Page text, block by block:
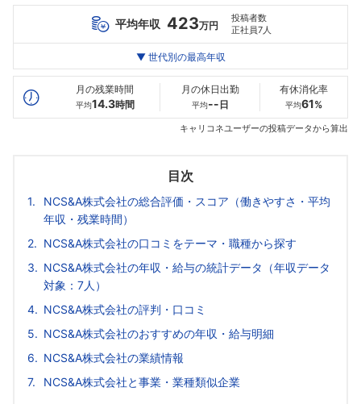
平均年収 423万円
投稿者数
正社員7人
最高年収
20代
451万
30代
488万
--万
▼ 世代別の最高年収
月の残業時間
平均14.3時間
月の休日出勤
平均-- 日
有休消化率
平均61%
キャリコネユーザーの投稿データから算出
目次
NCS&A株式会社の総合評価・スコア（働きやすさ・平均
年収・残業時間）
NCS&A株式会社の口コミをテーマ・職種から探す
NCS&A株式会社の年収・給与の統計データ（年収データ
対象：7人）
NCS&A株式会社の評判・口コミ
NCS&A株式会社のおすすめの年収・給与明細
NCS&A株式会社の業績情報
NCS&A株式会社と事業・業種類似企業